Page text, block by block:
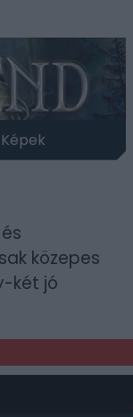
Képek
közepes
két jó